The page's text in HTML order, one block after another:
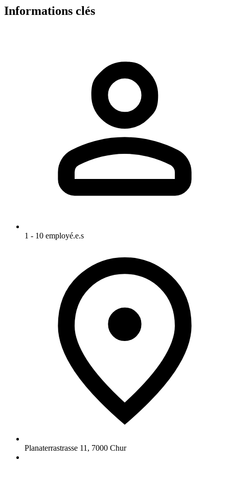
Informations clés
1 - 10 employé.e.s
Planaterrastrasse 11 , 7000 Chur